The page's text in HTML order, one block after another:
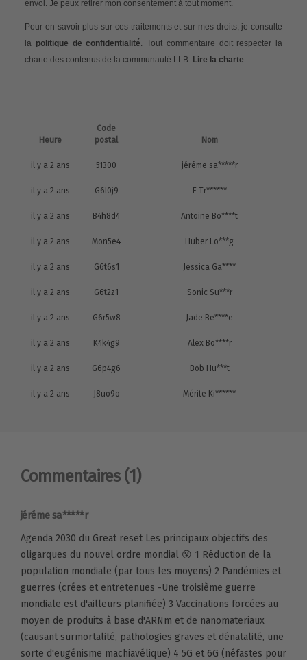
envoi. Je peux retirer mon consentement à tout moment.
Pour en savoir plus sur ces traitements et sur mes droits, je consulte
la politique de confidentialité. Tout commentaire doit respecter la
charte des contenus de la communauté LLB. Lire la charte.
Heure
Code
postal
Nom
il y a 2 ans 51300 jéréme sa*****r
il y a 2 ans G6l0j9 F Tr******
il y a 2 ans B4h8d4 Antoine Bo****t
il y a 2 ans Mon5e4 Huber Lo***g
il y a 2 ans G6t6s1 Jessica Ga****
il y a 2 ans G6t2z1 Sonic Su***r
il y a 2 ans G6r5w8 Jade Be****e
il y a 2 ans K4k4g9 Alex Bo****r
il y a 2 ans G6p4g6 Bob Hu***t
il y a 2 ans J8uo9o Mérite Ki******
Commentaires (1)
jéréme sa*****r
Agenda 2030 du Great reset Les principaux objectifs des
oligarques du nouvel ordre mondial 😮 1 Réduction de la
population mondiale (par tous les moyens) 2 Pandémies et
guerres (crées et entretenues -Une troisième guerre
mondiale est d'ailleurs planifiée) 3 Vaccinations forcées au
moyen de produits à base d'ARNm et de nanomateriaux
(causant surmortalité, pathologies graves et dénatalité, une
sorte d'eugénisme machiavélique) 4 5G et 6G (néfastes pour